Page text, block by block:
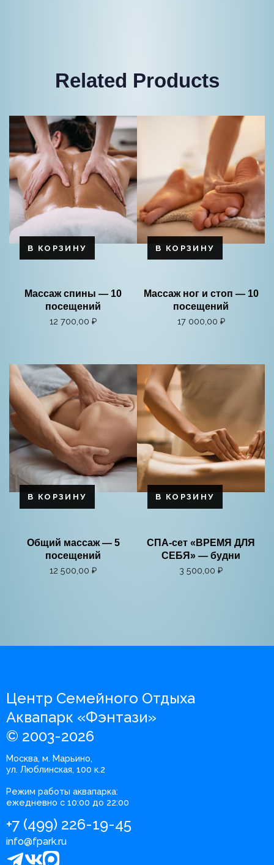
Related Products
В КОРЗИНУ
Массаж спины — 10
посещений
12 700,00 ₽
В КОРЗИНУ
Массаж ног и стоп — 10
посещений
17 000,00 ₽
В КОРЗИНУ
Общий массаж — 5
посещений
12 500,00 ₽
В КОРЗИНУ
СПА-сет «ВРЕМЯ ДЛЯ
СЕБЯ» — будни
3 500,00 ₽
Центр Семейного Отдыха
Аквапарк «Фэнтази»
© 2003-2026
Москва, м. Марьино,
ул. Люблинская, 100 к.2
Режим работы аквапарка:
ежедневно с 10:00 до 22:00
+7 (499) 226-19-45
info@fpark.ru